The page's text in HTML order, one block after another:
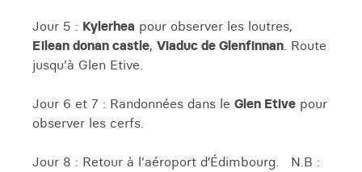
Jour 5 : Kylerhea pour observer les loutres,
Eilean donan castle, Viaduc de Glenfinnan. Route
jusqu'à Glen Etive.
Jour 6 et 7 : Randonnées dans le Glen Etive pour
observer les cerfs.
Jour 8 : Retour à l'aéroport d’Édimbourg. N.B :